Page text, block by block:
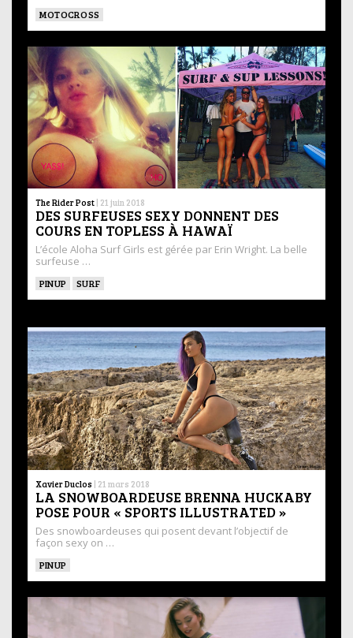
MOTOCROSS
The Rider Post | 21 juin 2018
DES SURFEUSES SEXY DONNENT DES
COURS EN TOPLESS À HAWAÏ
L’école Aloha Surf Girls est gérée par Erin Wright. La belle
surfeuse …
PINUP SURF
Xavier Duclos | 21 mars 2018
LA SNOWBOARDEUSE BRENNA HUCKABY
POSE POUR « SPORTS ILLUSTRATED »
Des snowboardeuses qui posent devant l’objectif de
façon sexy on …
PINUP